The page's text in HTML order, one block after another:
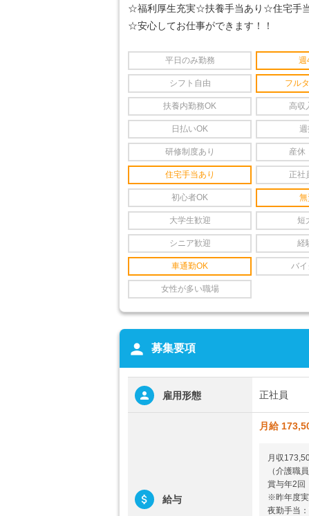
☆福利厚生充実☆扶養手当あり☆住宅手
☆安心してお仕事ができます！！
平日のみ勤務 週
シフト自由 フル
扶養内勤務OK 高収
日払いOK
研修制度あり 産休
住宅手当あり 正社
初心者OK
大学生歓迎 短
シニア歓迎 経
車通勤OK バ
女性が多い職場
person 募集要項
雇用形態 正社員
給与
月給
月収
（介護職
賞与年2回
※昨年度実
夜勤手当